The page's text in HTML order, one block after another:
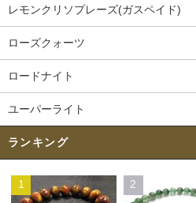
レモンクリソプレーズ(ガスペイド)
ローズクォーツ
ロードナイト
ユーパーライト
ランキング
1 2